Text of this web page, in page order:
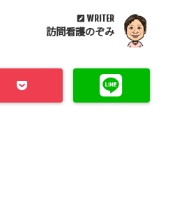
WRITER
訪問看護のぞみ